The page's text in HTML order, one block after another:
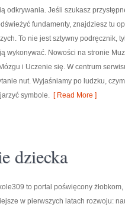
odkrywania. Jeśli szukasz
fundamenty, znajdziesz tu
To nie jest sztywny podręcznik,
wykonywać. Nowości na stronie
i Uczenie się. W centrum
nut. Wyjaśniamy po ludzku,
symbole. [ Read More ]
dziecka
to portal poświęcony
w pierwszych latach rozwoju: